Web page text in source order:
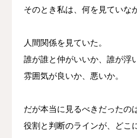
そのとき私は、何を見ていな
人間関係を見ていた。
誰が誰と仲がいいか、誰が浮
雰囲気が良いか、悪いか。
だが本当に見るべきだったの
役割と判断のラインが、どこ